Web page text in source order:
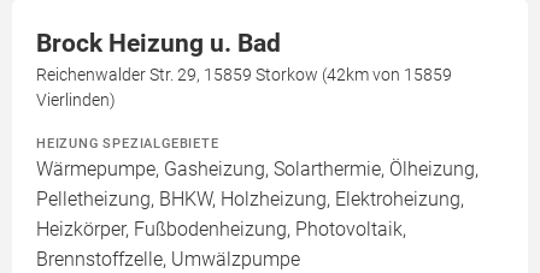
Brock Heizung u. Bad
Reichenwalder Str. 29, 15859 Storkow (42km von 15859
Vierlinden)
HEIZUNG SPEZIALGEBIETE
Wärmepumpe, Gasheizung, Solarthermie, Ölheizung,
Pelletheizung, BHKW, Holzheizung, Elektroheizung,
Heizkörper, Fußbodenheizung, Photovoltaik,
Brennstoffzelle, Umwälzpumpe